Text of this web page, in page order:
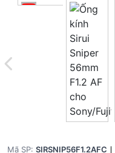
Mã SP: SIRSNIP56F1.2AFC